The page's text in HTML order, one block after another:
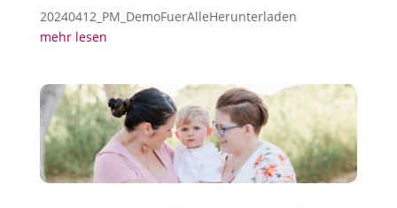
20240412_PM_DemoFuerAlleHerunterladen
mehr lesen